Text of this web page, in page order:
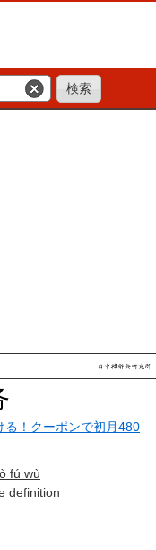
る！クーポンで初月480
fú wù
definition